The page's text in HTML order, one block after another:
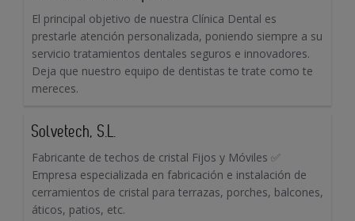
El principal objetivo de nuestra Clínica Dental es
prestarle atención personalizada, poniendo siempre a su
servicio tratamientos dentales seguros e innovadores.
Deja que nuestro equipo de dentistas te trate como te
mereces.
Solvetech, S.L.
Fabricante de techos de cristal Fijos y Móviles ✅
Empresa especializada en fabricación e instalación de
cerramientos de cristal para terrazas, porches, balcones,
áticos, patios, etc.